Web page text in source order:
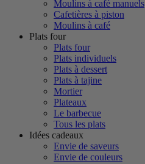
Moulins à café manuels
Cafetières à piston
Moulins à café
Plats four
Plats four
Plats individuels
Plats à dessert
Plats à tajine
Mortier
Plateaux
Le barbecue
Tous les plats
Idées cadeaux
Envie de saveurs
Envie de couleurs